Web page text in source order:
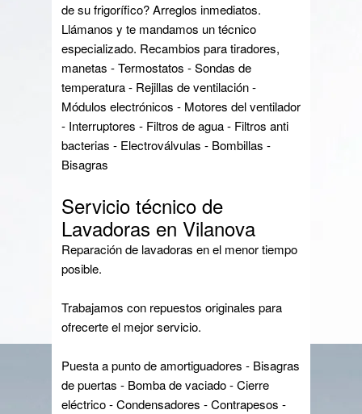
de su frigorífico? Arreglos inmediatos.
Llámanos y te mandamos un técnico
especializado. Recambios para tiradores,
manetas - Termostatos - Sondas de
temperatura - Rejillas de ventilación -
Módulos electrónicos - Motores del ventilador
- Interruptores - Filtros de agua - Filtros anti
bacterias - Electroválvulas - Bombillas -
Bisagras
Servicio técnico de
Lavadoras en Vilanova
Reparación de lavadoras en el menor tiempo
posible.
Trabajamos con repuestos originales para
ofrecerte el mejor servicio.
Puesta a punto de amortiguadores - Bisagras
de puertas - Bomba de vaciado - Cierre
eléctrico - Condensadores - Contrapesos -